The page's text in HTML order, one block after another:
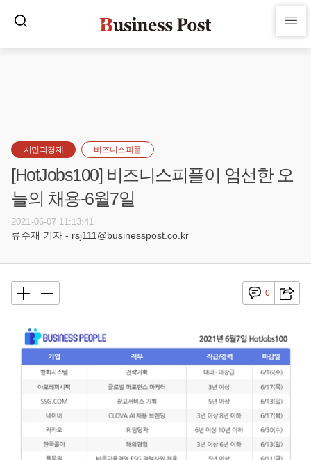
시민과경제 비즈니스피플
[HotJobs100] 비즈니스피플이 엄선한 오
늘의 채용-6월7일
2021-06-07 11:13:41
류수재 기자 - rsj111@businesspost.co.kr
0